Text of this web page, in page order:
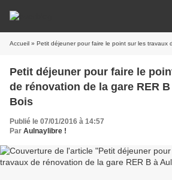
Accueil » Petit déjeuner pour faire le point sur les travaux de rénovation
Petit déjeuner pour faire le
de rénovation de la gare RER
Bois
Publié le 07/01/2016 à 14:57
Par Aulnaylibre !